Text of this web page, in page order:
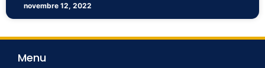
novembre 12, 2022
Menu